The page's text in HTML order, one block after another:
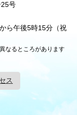
号
ら午後5時15分（祝
なるところがあります
ス